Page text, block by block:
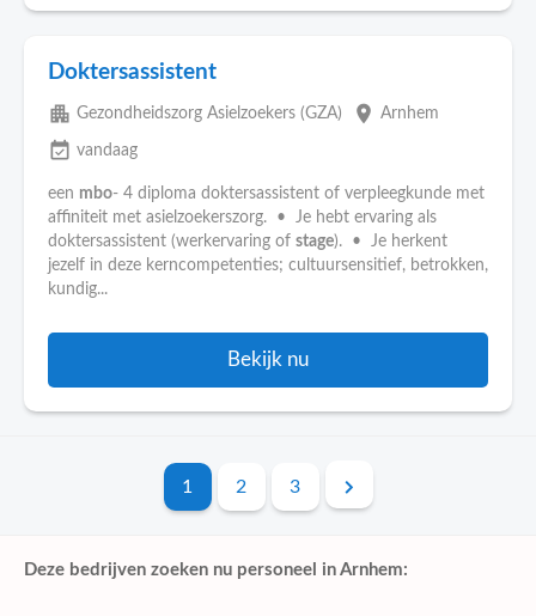
Doktersassistent
apartment Gezondheidszorg Asielzoekers (GZA) place Arnhem
event_available vandaag
een mbo- 4 diploma doktersassistent of verpleegkunde met
affiniteit met asielzoekerszorg. • Je hebt ervaring als
doktersassistent (werkervaring of stage). • Je herkent
jezelf in deze kerncompetenties; cultuursensitief, betrokken,
kundig...
Bekijk nu
1 2 3
Deze bedrijven zoeken nu personeel in Arnhem: